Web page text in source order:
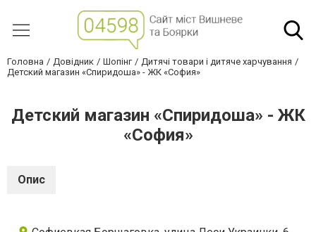
Головна Довідник Шопінг
Дитячі товари і дитяче харчування
Детский магазин «Спиридоша» - ЖК «София»
Детский магазин «Спиридоша» - ЖК
«София»
Опис